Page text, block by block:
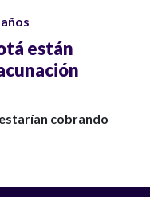
están
cobrando